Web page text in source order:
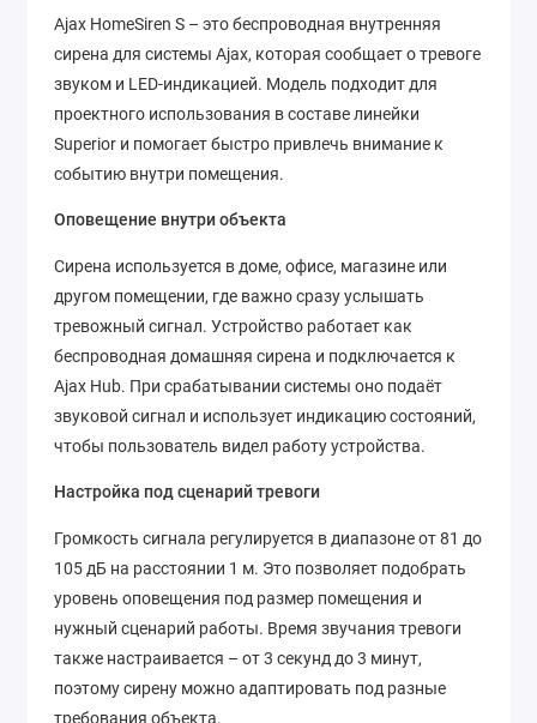
Ajax HomeSiren S – это беспроводная внутренняя
сирена для системы Ajax, которая сообщает о тревоге
звуком и LED-индикацией. Модель подходит для
проектного использования в составе линейки
Superior и помогает быстро привлечь внимание к
событию внутри помещения.
Оповещение внутри объекта
Сирена используется в доме, офисе, магазине или
другом помещении, где важно сразу услышать
тревожный сигнал. Устройство работает как
беспроводная домашняя сирена и подключается к
Ajax Hub. При срабатывании системы оно подаёт
звуковой сигнал и использует индикацию состояний,
чтобы пользователь видел работу устройства.
Настройка под сценарий тревоги
Громкость сигнала регулируется в диапазоне от 81 до
105 дБ на расстоянии 1 м. Это позволяет подобрать
уровень оповещения под размер помещения и
нужный сценарий работы. Время звучания тревоги
также настраивается – от 3 секунд до 3 минут,
поэтому сирену можно адаптировать под разные
требования объекта.